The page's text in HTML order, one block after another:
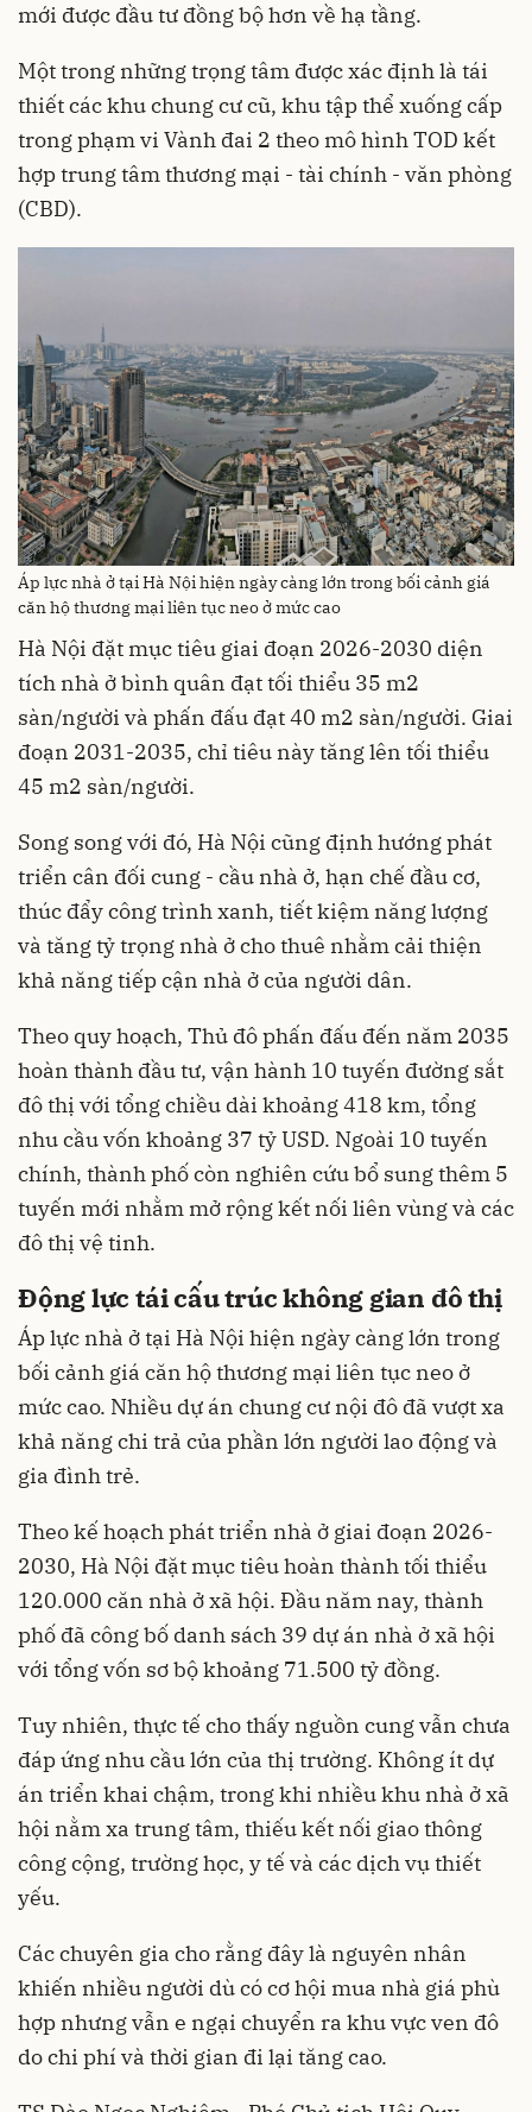
mới được đầu tư đồng bộ hơn về hạ tầng.
Một trong những trọng tâm được xác định là tái
thiết các khu chung cư cũ, khu tập thể xuống cấp
trong phạm vi Vành đai 2 theo mô hình TOD kết
hợp trung tâm thương mại - tài chính - văn phòng
(CBD).
Áp lực nhà ở tại Hà Nội hiện ngày càng lớn trong bối cảnh giá
căn hộ thương mại liên tục neo ở mức cao
Hà Nội đặt mục tiêu giai đoạn 2026-2030 diện
tích nhà ở bình quân đạt tối thiểu 35 m2
sàn/người và phấn đấu đạt 40 m2 sàn/người. Giai
đoạn 2031-2035, chỉ tiêu này tăng lên tối thiểu
45 m2 sàn/người.
Song song với đó, Hà Nội cũng định hướng phát
triển cân đối cung - cầu nhà ở, hạn chế đầu cơ,
thúc đẩy công trình xanh, tiết kiệm năng lượng
và tăng tỷ trọng nhà ở cho thuê nhằm cải thiện
khả năng tiếp cận nhà ở của người dân.
Theo quy hoạch, Thủ đô phấn đấu đến năm 2035
hoàn thành đầu tư, vận hành 10 tuyến đường sắt
đô thị với tổng chiều dài khoảng 418 km, tổng
nhu cầu vốn khoảng 37 tỷ USD. Ngoài 10 tuyến
chính, thành phố còn nghiên cứu bổ sung thêm 5
tuyến mới nhằm mở rộng kết nối liên vùng và các
đô thị vệ tinh.
Động lực tái cấu trúc không gian đô thị
Áp lực nhà ở tại Hà Nội hiện ngày càng lớn trong
bối cảnh giá căn hộ thương mại liên tục neo ở
mức cao. Nhiều dự án chung cư nội đô đã vượt xa
khả năng chi trả của phần lớn người lao động và
gia đình trẻ.
Theo kế hoạch phát triển nhà ở giai đoạn 2026-
2030, Hà Nội đặt mục tiêu hoàn thành tối thiểu
120.000 căn nhà ở xã hội. Đầu năm nay, thành
phố đã công bố danh sách 39 dự án nhà ở xã hội
với tổng vốn sơ bộ khoảng 71.500 tỷ đồng.
Tuy nhiên, thực tế cho thấy nguồn cung vẫn chưa
đáp ứng nhu cầu lớn của thị trường. Không ít dự
án triển khai chậm, trong khi nhiều khu nhà ở xã
hội nằm xa trung tâm, thiếu kết nối giao thông
công cộng, trường học, y tế và các dịch vụ thiết
yếu.
Các chuyên gia cho rằng đây là nguyên nhân
khiến nhiều người dù có cơ hội mua nhà giá phù
hợp nhưng vẫn e ngại chuyển ra khu vực ven đô
do chi phí và thời gian đi lại tăng cao.